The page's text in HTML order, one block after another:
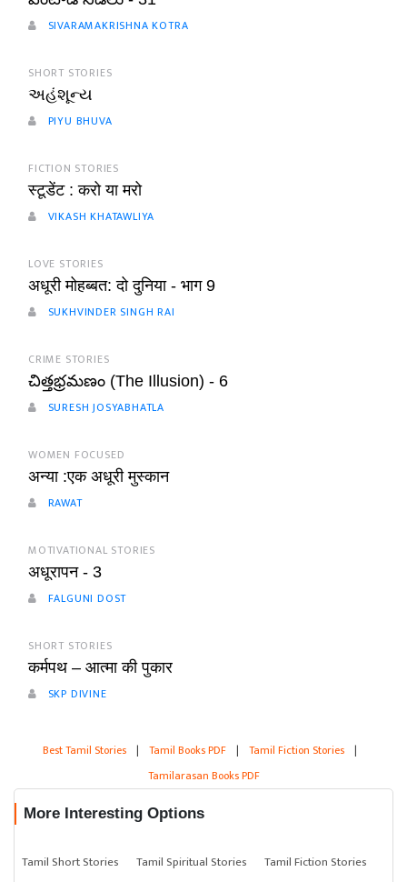
SIVARAMAKRISHNA KOTRA
SHORT STORIES
અહંશૂન્ય
PIYU BHUVA
FICTION STORIES
स्टूडेंट : करो या मरो
VIKASH KHATAWLIYA
LOVE STORIES
अधूरी मोहब्बत: दो दुनिया - भाग 9
SUKHVINDER SINGH RAI
CRIME STORIES
చిత్తభ్రమణం (The Illusion) - 6
SURESH JOSYABHATLA
WOMEN FOCUSED
अन्या :एक अधूरी मुस्कान
RAWAT
MOTIVATIONAL STORIES
अधूरापन - 3
FALGUNI DOST
SHORT STORIES
कर्मपथ – आत्मा की पुकार
SKP DIVINE
Best Tamil Stories | Tamil Books PDF | Tamil Fiction Stories |
Tamilarasan Books PDF
More Interesting Options
Tamil Short Stories Tamil Spiritual Stories
Tamil Fiction Stories